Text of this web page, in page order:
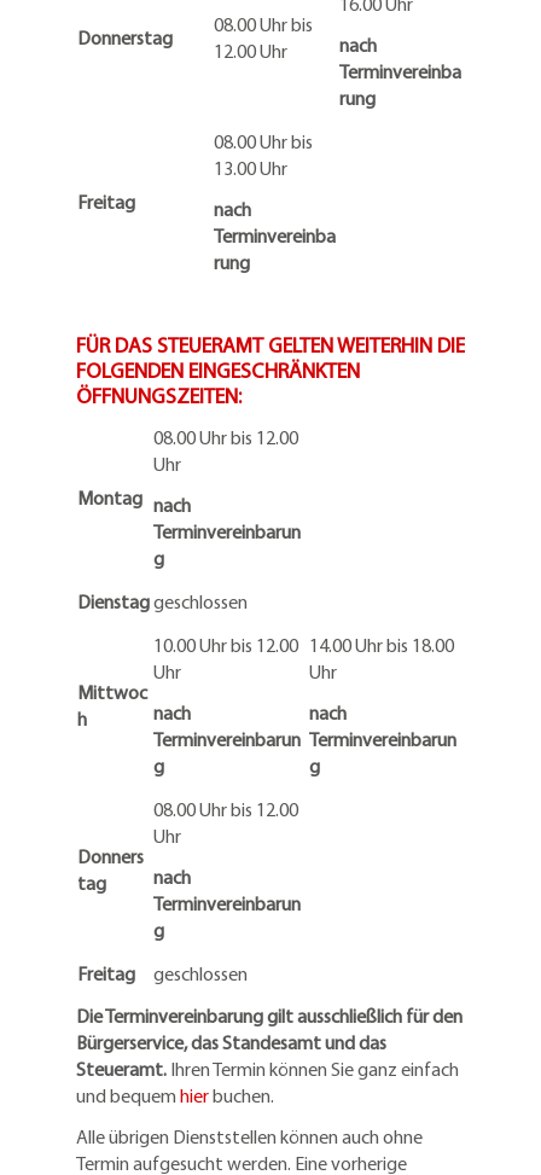
Donnerstag
08.00 Uhr bis
12.00 Uhr
nach
Terminvereinba
rung
Freitag
08.00 Uhr bis
13.00 Uhr
nach
Terminvereinba
rung
FÜR DAS STEUERAMT GELTEN WEITERHIN DIE
FOLGENDEN EINGESCHRÄNKTEN
ÖFFNUNGSZEITEN:
Montag
08.00 Uhr bis 12.00
Uhr
nach
Terminvereinbarun
g
Dienstaggeschlossen
Mittwoc
h
10.00 Uhr bis 12.00
Uhr
nach
Terminvereinbarun
g
14.00 Uhr bis 18.00
Uhr
nach
Terminvereinbarun
g
Donners
tag
08.00 Uhr bis 12.00
Uhr
nach
Terminvereinbarun
g
Freitag
geschlossen
Die Terminvereinbarung gilt ausschließlich für den
Bürgerservice, das Standesamt und das
Steueramt. Ihren Termin können Sie ganz einfach
und bequem hierbuchen.
Alle übrigen Dienststellen können auch ohne
Termin aufgesucht werden. Eine vorherige